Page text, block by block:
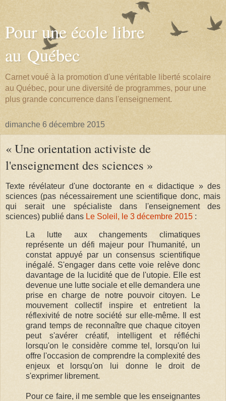
Pour une école libre
au Québec
Carnet voué à la promotion d'une véritable liberté scolaire
au Québec, pour une diversité de programmes, pour une
plus grande concurrence dans l'enseignement.
dimanche 6 décembre 2015
« Une orientation activiste de
l'enseignement des sciences »
Texte révélateur d'une doctorante en « didactique » des
sciences (pas nécessairement une scientifique donc, mais
qui serait une spécialiste dans l'enseignement des
sciences) publié dans Le Soleil, le 3 décembre 2015 :
La lutte aux changements climatiques
représente un défi majeur pour l'humanité, un
constat appuyé par un consensus scientifique
inégalé. S'engager dans cette voie relève donc
davantage de la lucidité que de l'utopie. Elle est
devenue une lutte sociale et elle demandera une
prise en charge de notre pouvoir citoyen. Le
mouvement collectif inspire et entretient la
réflexivité de notre société sur elle-même. Il est
grand temps de reconnaître que chaque citoyen
peut s'avérer créatif, intelligent et réfléchi
lorsqu'on le considère comme tel, lorsqu'on lui
offre l'occasion de comprendre la complexité des
enjeux et lorsqu'on lui donne le droit de
s'exprimer librement.
Pour ce faire, il me semble que les enseignantes